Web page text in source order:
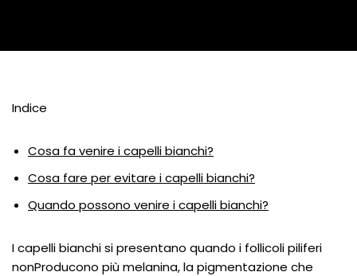
Indice
Cosa fa venire i capelli bianchi?
Cosa fare per evitare i capelli bianchi?
Quando possono venire i capelli bianchi?
I capelli bianchi si presentano quando i follicoli piliferi
nonProducono più melanina, la pigmentazione che